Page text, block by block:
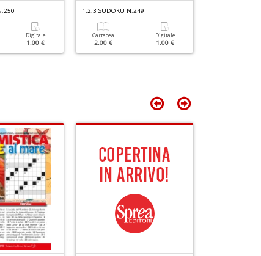
Digitale
1.00 €
1,2,3 SUDOKU N.249
Cartacea
2.00 €
Digitale
1.00 €